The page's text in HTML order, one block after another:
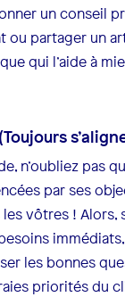
un conseil
ou partager un
qui l’aide à
n’oubliez pas
par ses
vôtres ! Alors,
les bonnes
priorités du